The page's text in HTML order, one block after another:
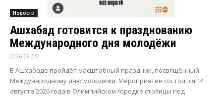
Новости
Ашхабад готовится к празднованию
Международного дня молодёжи
2026-08-05
В Ашхабаде пройдёт масштабный праздник, посвящённый
Международному дню молодёжи. Мероприятие состоится 14
августа 2026 года в Олимпийском городке столицы под